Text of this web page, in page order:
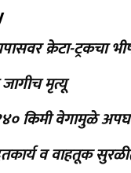
क्रेटा-ट्रकचा
मृत्यू
किमी वेगामुळे
व वाहतूक